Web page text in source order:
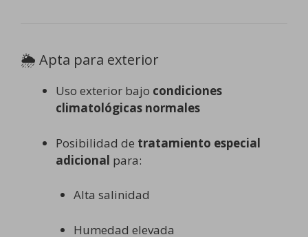
🌦️ Apta para exterior
Uso exterior bajo condiciones
climatológicas normales
Posibilidad de tratamiento especial
adicional para:
Alta salinidad
Humedad elevada